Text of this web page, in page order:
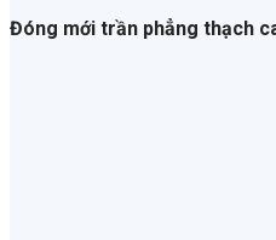
Đóng mới trần phẳng thạch